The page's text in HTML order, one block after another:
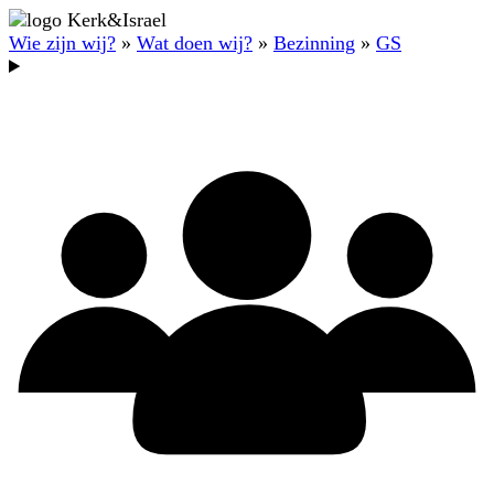
Wie zijn wij? » Wat doen wij? » Bezinning » GS